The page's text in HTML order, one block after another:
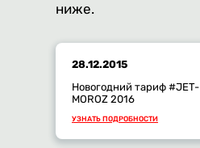
ниже.
28.12.2015
Новогодний тариф #JET-
MOROZ 2016
УЗНАТЬ ПОДРОБНОСТИ